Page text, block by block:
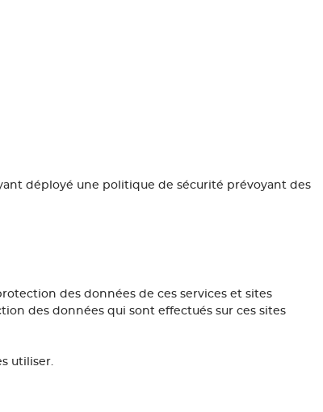
déployé une politique de sécurité prévoyant des
des données de ces services et sites
des données qui sont effectués sur ces sites
utiliser.